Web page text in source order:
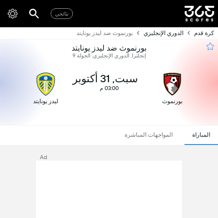
نتائجي
كرة قدم الدوري الإنجليزي بورنموث ضد ليدز يونايتد
بورنموث ضد ليدز يونايتد
إنجلترا, الدوري الإنجليزي, الجولة 9
بورنموث
سبت, 31 أكتوبر
03:00 م
ليدز يونايتد
المباراة المواجهات المباشرة
Ad